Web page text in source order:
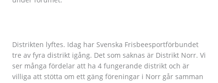
Distrikten lyftes. Idag har Svenska Frisbeesportförbundet
tre av fyra distrikt igång. Det som saknas är Distrikt Norr. Vi
ser många fördelar att ha 4 fungerande distrikt och är
villiga att stötta om ett gäng föreningar i Norr går samman